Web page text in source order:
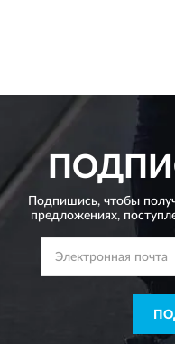
Подпишись, чтобы
предложениях,